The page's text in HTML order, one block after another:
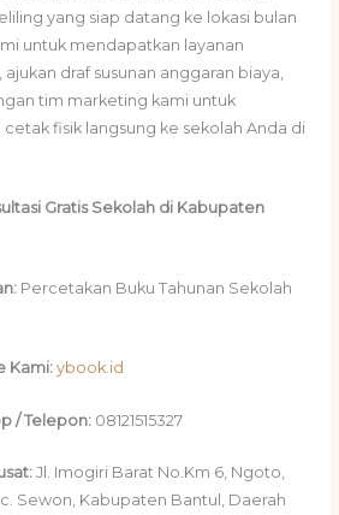
yang siap datang ke lokasi bulan
untuk mendapatkan layanan
ajukan draf susunan anggaran biaya,
tim marketing kami untuk
fisik langsung ke sekolah Anda di
Gratis Sekolah di Kabupaten
Percetakan Buku Tahunan Sekolah
Kami: ybook.id
/ Telepon:08121515327
Jl. Imogiri Barat No.Km 6, Ngoto,
Sewon, Kabupaten Bantul, Daerah